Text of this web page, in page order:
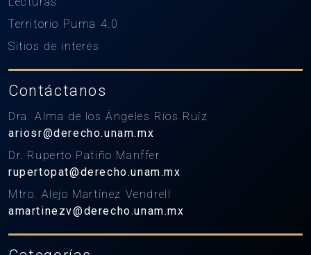
Territorio Puma 4.0
Sitios de interés
Contáctanos
Dra. Alma de los Ángeles Ríos Ruíz
ariosr@derecho.unam.mx
Dr. Ruperto Patiño Manffer
rupertopat@derecho.unam.mx
Mtro. Alejo Martínez Vendrell
amartinezv@derecho.unam.mx